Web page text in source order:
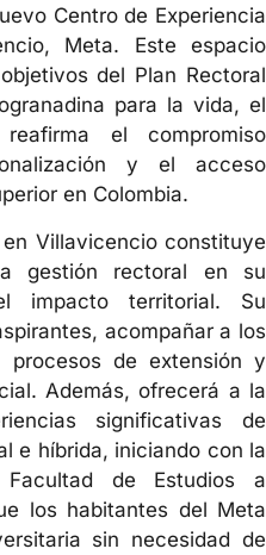
Centro de Experiencia
Meta. Este espacio
del Plan Rectoral
para la vida, el
el compromiso
y el acceso
en Colombia.
Villavicencio constituye
gestión rectoral en su
impacto territorial. Su
acompañar a los
procesos de extensión y
Además, ofrecerá a la
significativas de
e híbrida, iniciando con la
de Estudios a
los habitantes del Meta
sin necesidad de